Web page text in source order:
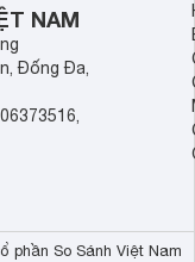
NAM
Đống Đa,
phần So Sánh Việt Nam